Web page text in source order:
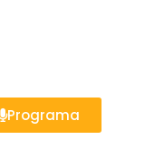
Programa